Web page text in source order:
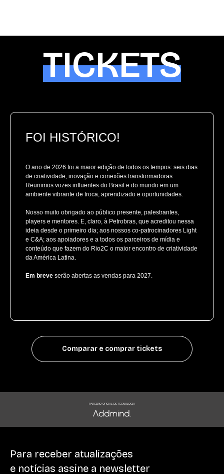
TICKETS
FOI HISTÓRICO!
O ano de 2026 foi a maior edição de todos os tempos: seis dias
de criatividade, inovação e conexões transformadoras.
Reunimos vozes influentes do Brasil e do mundo em um
ambiente vibrante de troca, aprendizado e oportunidades.
Nosso muito obrigado ao público presente, palestrantes,
players e mentores. E, claro, à Petrobras, que acreditou nessa
ideia desde o primeiro dia; aos nossos co-patrocinadores Light
e C&A; aos apoiadores e a todos os parceiros de mídia e
conteúdo que fazem do Rio2C o maior encontro de criatividade
da América Latina.
Em breve serão abertas as vendas para 2027.
Comparar e comprar tickets
PARCEIRO OFICIAL DE TECNOLOGIA
Para receber atualizações
e notícias assine a newsletter